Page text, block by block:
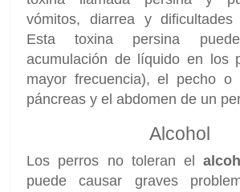
vómitos, diarrea y dificultades
Esta toxina persina
acumulación de líquido en los
mayor frecuencia), el pecho o
páncreas y el abdomen de un
Alcohol
Los perros no toleran el
puede causar graves